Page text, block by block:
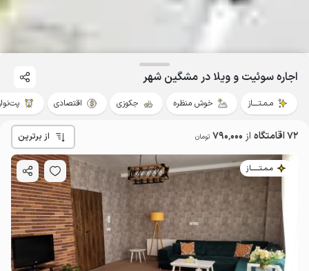
اجاره سوئیت و ویلا در مشگین شهر
مـمـتــــاز خوش منظره جکوزی اقتصادی
72 اقامتگاه از 790٬000 تومان از برترین
مـمـتــــــاز